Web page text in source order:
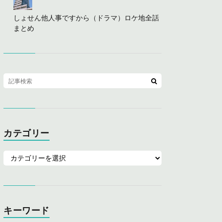
しょせん他人事ですから（ドラマ）ロケ地全話
まとめ
カテゴリー
キーワード